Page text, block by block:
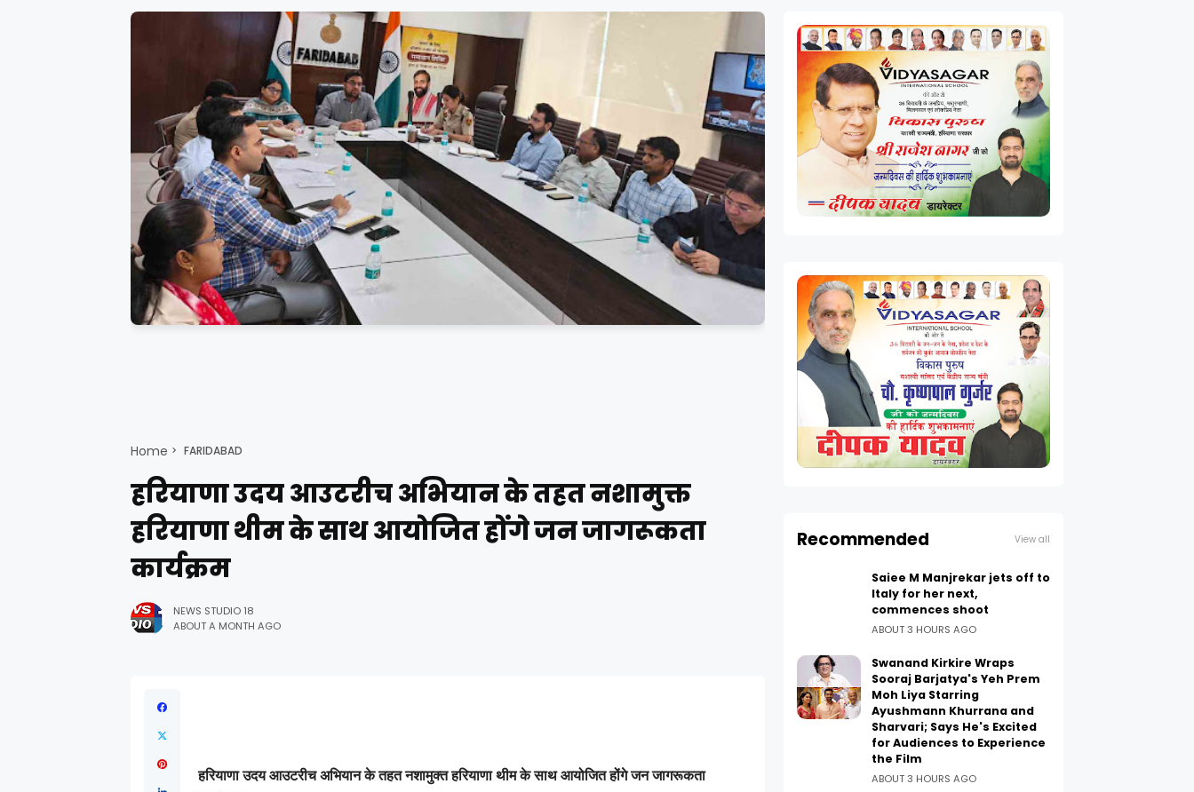
Home FARIDABAD
हरियाणा उदय आउटरीच अभियान के तहत नशामुक्त
हरियाणा थीम के साथ आयोजित होंगे जन जागरूकता
कार्यक्रम
NEWS STUDIO 18
ABOUT A MONTH AGO
हरियाणा उदय आउटरीच अभियान के तहत नशामुक्त हरियाणा थीम के साथ आयोजित होंगे जन जागरूकता
Recommended View all
Saiee M Manjrekar jets off to
Italy for her next,
commences shoot
ABOUT 3 HOURS AGO
Swanand Kirkire Wraps
Sooraj Barjatya's Yeh Prem
Moh Liya Starring
Ayushmann Khurrana and
Sharvari; Says He's Excited
for Audiences to Experience
the Film
ABOUT 3 HOURS AGO